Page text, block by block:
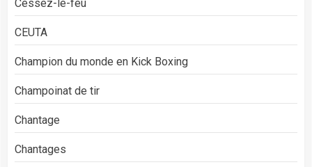
Cessez-le-feu
CEUTA
Champion du monde en Kick Boxing
Champoinat de tir
Chantage
Chantages